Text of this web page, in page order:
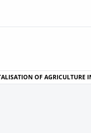
OF AGRICULTURE